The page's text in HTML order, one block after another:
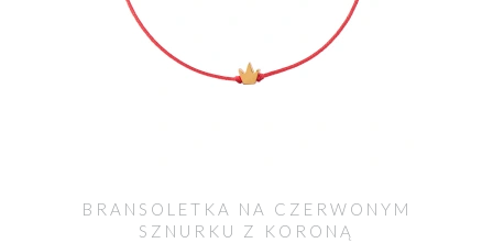
BRANSOLETKA NA CZERWONYM
SZNURKU Z KORONĄ